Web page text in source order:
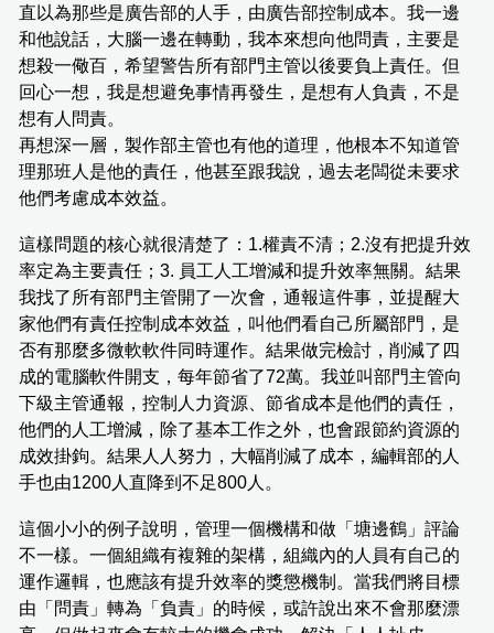
直以為那些是廣告部的人手，由廣告部控制成本。我一邊
和他說話，大腦一邊在轉動，我本來想向他問責，主要是
想殺一儆百，希望警告所有部門主管以後要負上責任。但
回心一想，我是想避免事情再發生，是想有人負責，不是
想有人問責。
再想深一層，製作部主管也有他的道理，他根本不知道管
理那班人是他的責任，他甚至跟我說，過去老闆從未要求
他們考慮成本效益。
這樣問題的核心就很清楚了：1.權責不清；2.沒有把提升效
率定為主要責任；3. 員工人工增減和提升效率無關。結果
我找了所有部門主管開了一次會，通報這件事，並提醒大
家他們有責任控制成本效益，叫他們看自己所屬部門，是
否有那麼多微軟軟件同時運作。結果做完檢討，削減了四
成的電腦軟件開支，每年節省了72萬。我並叫部門主管向
下級主管通報，控制人力資源、節省成本是他們的責任，
他們的人工增減，除了基本工作之外，也會跟節約資源的
成效掛鉤。結果人人努力，大幅削減了成本，編輯部的人
手也由1200人直降到不足800人。
這個小小的例子說明，管理一個機構和做「塘邊鶴」評論
不一樣。一個組織有複雜的架構，組織內的人員有自己的
運作邏輯，也應該有提升效率的獎懲機制。當我們將目標
由「問責」轉為「負責」的時候，或許說出來不會那麼漂